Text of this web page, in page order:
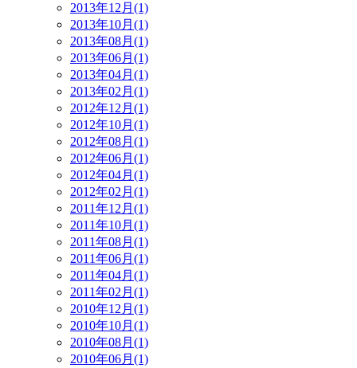
2013年12月(1)
2013年10月(1)
2013年08月(1)
2013年06月(1)
2013年04月(1)
2013年02月(1)
2012年12月(1)
2012年10月(1)
2012年08月(1)
2012年06月(1)
2012年04月(1)
2012年02月(1)
2011年12月(1)
2011年10月(1)
2011年08月(1)
2011年06月(1)
2011年04月(1)
2011年02月(1)
2010年12月(1)
2010年10月(1)
2010年08月(1)
2010年06月(1)